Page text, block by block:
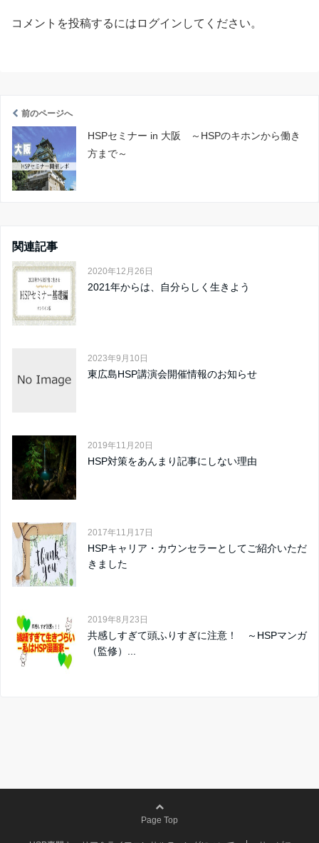
コメントを投稿するには ログイン してください。
前のページへ
HSPセミナー in 大阪 ～HSPのキホンから働き
方まで～
関連記事
2020年12月26日
2021年からは、自分らしく生きよう
2023年9月10日
東広島HSP講演会開催情報のお知らせ
2019年11月20日
HSP対策をあんまり記事にしない理由
2017年11月17日
HSPキャリア・カウンセラーとしてご紹介いただ
きました
2019年8月23日
共感しすぎて頭ふりすぎに注意！ ～HSPマンガ
（監修）...
Page Top